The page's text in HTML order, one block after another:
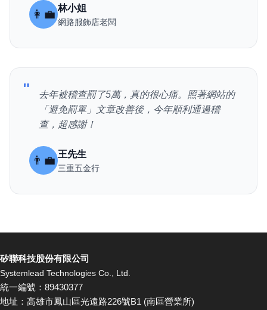
👩‍💼 林小姐
網路服飾店老闆
"
去年被稽查罰了5萬，真的很心痛。照著網站的
「避免罰單」文章改善後，今年順利通過稽
查，超感謝！
👨‍💼 王先生
三重五金行
矽聯科技股份有限公司
Systemlead Technologies Co., Ltd.
統一編號：89430377
地址：高雄市鳳山區光遠路226號B1 (南區營業所)